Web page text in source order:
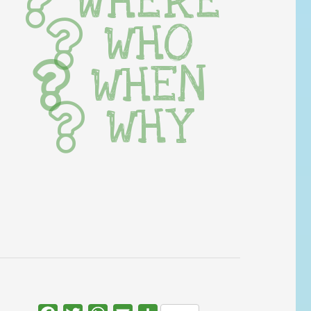
WHO
WHEN
WHY